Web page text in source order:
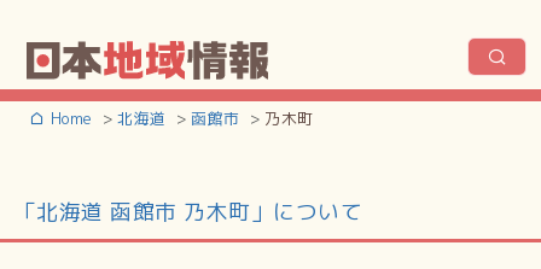
Home 北海道 函館市 乃木町
「北海道 函館市 乃木町」について